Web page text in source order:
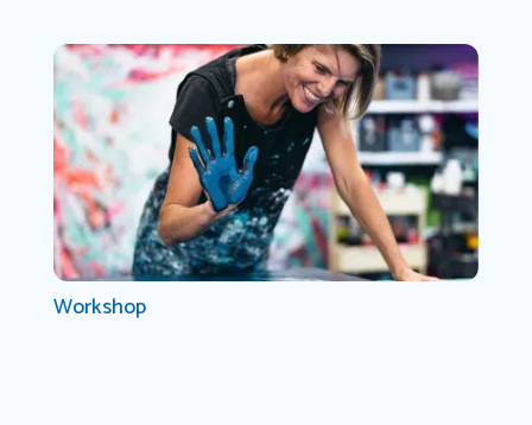
Workshop